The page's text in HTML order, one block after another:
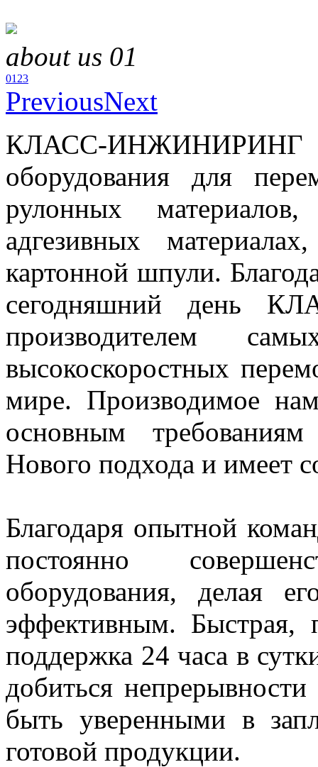
about us 01
01 23
PreviousNext
КЛАСС-ИНЖИНИРИНГ
оборудования для
рулонных
адгезивных
картонной шпули.
сегодняшний день
производителем
высокоскоростных
мире. Производимое
основным
Нового подхода и имеет
Благодаря опытной
постоянно
оборудования, делая
эффективным. Быстрая,
поддержка 24 часа в
добиться
быть уверенными в
готовой продукции.